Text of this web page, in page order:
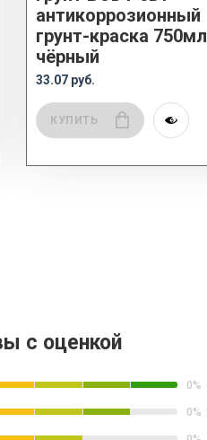
антикоррозионный
грунт-краска 750мл
чёрный
33.07 руб.
КУПИТЬ
с оценкой
0%
0%